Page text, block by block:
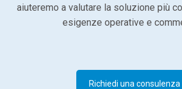
aiuteremo a valutare la soluzione più
esigenze operative e
Richiedi una consulenza